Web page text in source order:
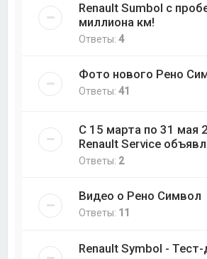
Renault Sumbol с
миллиона км!
Ответы:4
Фото нового Рено
Ответы:41
С 15 марта по 31 мая
Renault Service
Ответы: 2
Видео о Рено Символ
Ответы: 11
Renault Symbol -